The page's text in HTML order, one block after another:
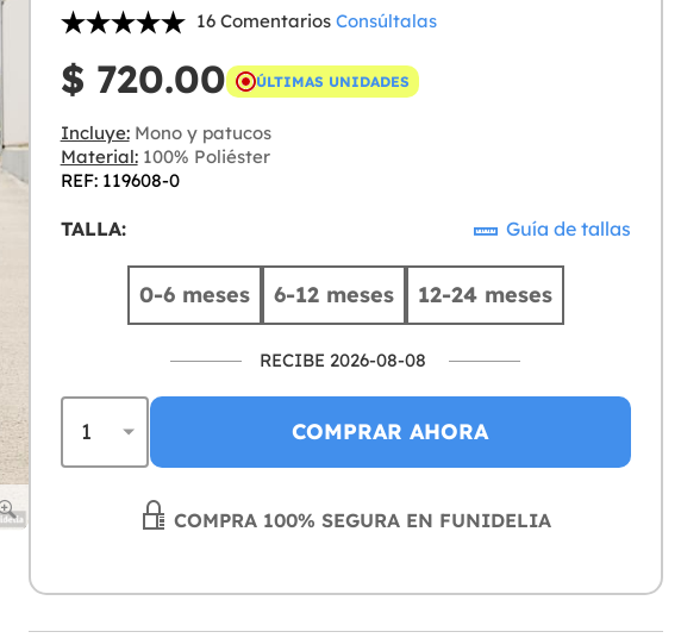
16 Comentarios Consúltalas
$ 720.00 ÚLTIMAS UNIDADES
Incluye:Mono y patucos
Material:100% Poliéster
REF: 119608-0
TALLA: Guía de tallas
0-6 meses 6-12 meses 12-24 meses
RECIBE 2026-08-08
COMPRAR AHORA
COMPRA 100% SEGURA EN FUNIDELIA